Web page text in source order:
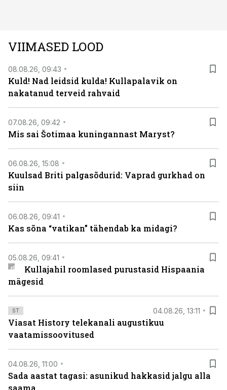
viasathistory.eu/ee
VIIMASED LOOD
08.08.26, 09:43
Kuld! Nad leidsid kulda! Kullapalavik on
nakatanud terveid rahvaid
07.08.26, 09:42
Mis sai Šotimaa kuningannast Maryst?
06.08.26, 15:08
Kuulsad Briti palgasõdurid: Vaprad gurkhad on
siin
06.08.26, 09:41
Kas sõna “vatikan” tähendab ka midagi?
05.08.26, 09:41
Kullajahil roomlased purustasid Hispaania
mägesid
ST 04.08.26, 13:11
Viasat History telekanali augustikuu
vaatamissoovitused
04.08.26, 11:00
Sada aastat tagasi: asunikud hakkasid jalgu alla
saama